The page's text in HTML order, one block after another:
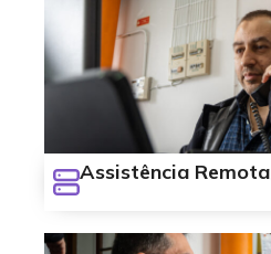
Assistência Remota